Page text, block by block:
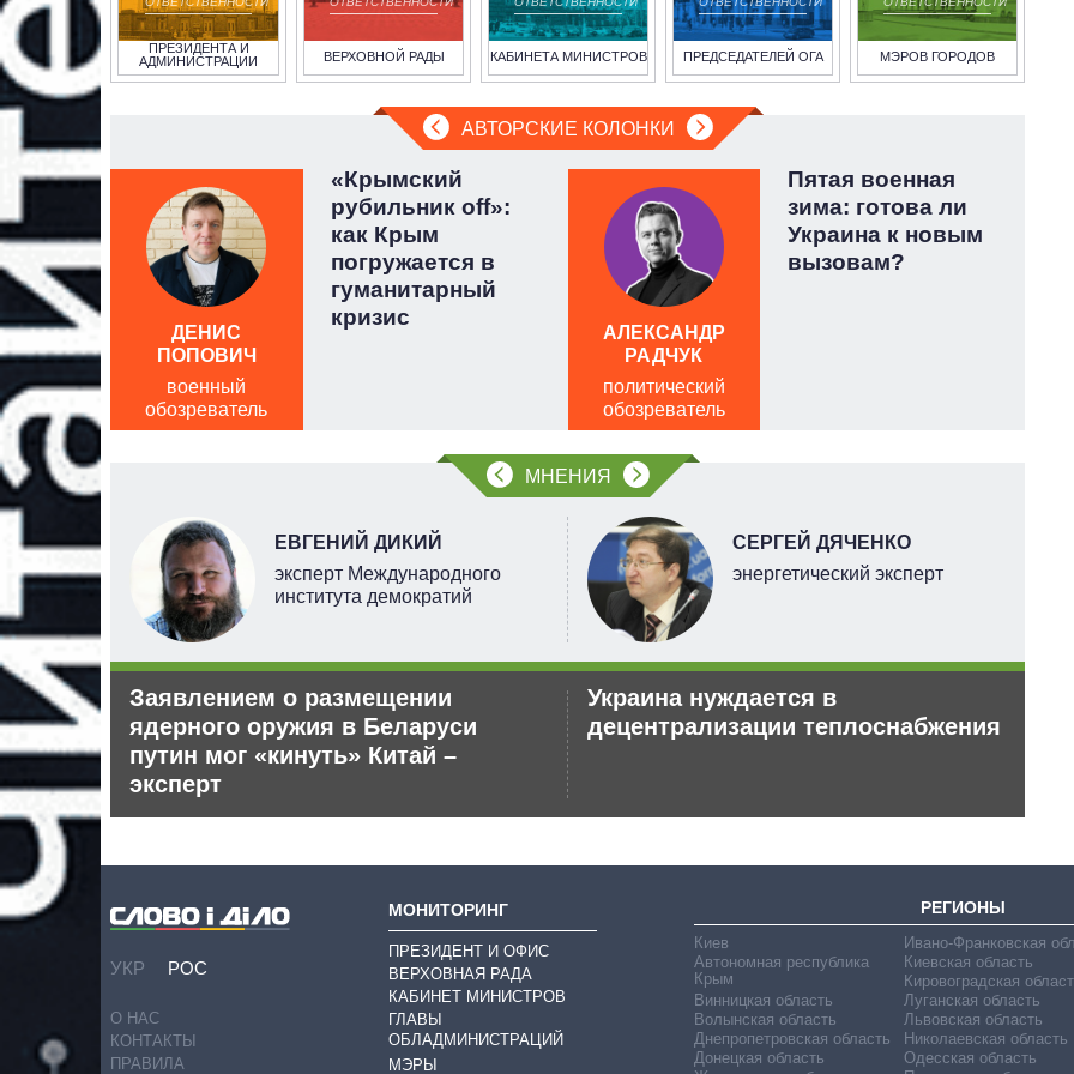
ПРЕЗИДЕНТА И
АДМИНИСТРАЦИИ
ВЕРХОВНОЙ РАДЫ КАБИНЕТА МИНИСТРОВ ПРЕДСЕДАТЕЛЕЙ ОГА МЭРОВ ГОРОДОВ
АВТОРСКИЕ КОЛОНКИ
«Крымский
рубильник off»:
как Крым
погружается в
гуманитарный
кризис
ДЕНИС
ПОПОВИЧ
военный
обозреватель
Пятая военная
зима: готова ли
Украина к новым
вызовам?
АЛЕКСАНДР
РАДЧУК
политический
обозреватель
МНЕНИЯ
ЕВГЕНИЙ ДИКИЙ
эксперт Международного
института демократий
Заявлением о размещении
ядерного оружия в Беларуси
путин мог «кинуть» Китай –
эксперт
СЕРГЕЙ ДЯЧЕНКО
энергетический эксперт
Украина нуждается в
децентрализации теплоснабжения
УКР РОС
О НАС
КОНТАКТЫ
ПРАВИЛА
МОНИТОРИНГ
ПРЕЗИДЕНТ И ОФИС
ВЕРХОВНАЯ РАДА
КАБИНЕТ МИНИСТРОВ
ГЛАВЫ
ОБЛАДМИНИСТРАЦИЙ
МЭРЫ
РЕГИОНЫ
Киев
Автономная республика
Крым
Винницкая область
Волынская область
Днепропетровская область
Донецкая область
Ивано-Франковская
Киевская область
Кировоградская
Луганская область
Львовская область
Николаевская область
Одесская область